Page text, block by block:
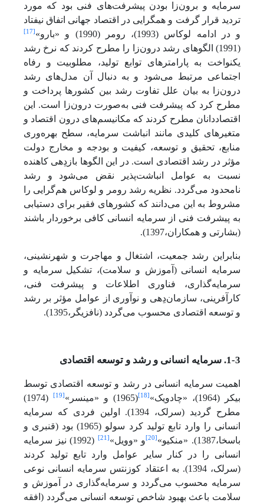
سرمایه و برون‌زا بودن پیشرفت‌های فنی بود که مورد
تردید قرار گرفت و همگرایی در اقتصاد جهانی اتفاق نیفتاد
و در ادامه لوکاس (1993)، رومر (1990) و «بارو»
[17]
(1991) الگوهای رشد درون‌زا را مطرح کردند که نرخ رشد
یکنواخت به پارامترهای توابع تولید، مطلوبیت و رفاه
اجتماعی مرتبط می‌شود و به دنبال آن مدل‌های رشد
درون‌زا به بیان علل تفاوت رشد بین کشورها پرداخت و
مطرح کرد که پیشرفت فنی به‌صورت درون‌زا است. این
اقتصاددانان مطرح کردند که مکانیسم‌های درون اقتصاد و
متغیرهای کلیدی مانند انباشت سرمایه، سطح بهره‌وری
منابع، تحقیق و توسعه، کیفیت و بودجه و مخارج دولت
مؤثر در رشد اقتصادی است. در این الگوها بازدِهی کاهنده
نسبت به عوامل انباشت‌پذیر نقض می‌شود و رشد
نامحدود می‌گردد. نظریه رشد رومر و لوکاس هم‌گرایی را
مشروط به این می‌دانند که کشورهای فقیر برای دستیابی
به پیشرفت فنی از سرمایه انسانی کافی برخوردار باشند
(بشارتی و همکاران،1397).
بنابراین رشد جمعیت، اشتغال و مهاجرت و شهرنشینی،
سرمایه انسانی (آموزش و سلامت)، تشکیل سرمایه و
سرمایه‌گذاری، فناوری اطلاعات و پیشرفت فنی،
کارآفرینی، سازمان‌دِهی و نوآوری از عوامل مؤثر بر رشد
و توسعه اقتصادی محسوب می‌گردد (نافزیگر،1395).
1-3. سرمایه انسانی و رشد و توسعه اقتصادی
اهمیت سرمایه انسانی در رشد و توسعه اقتصادی توسط
بیکر (1964)، «چادویک»
[18] (1965) و «مینسر» [19]
(1974)
مطرح گردید (سرلک، 1394). اولین فردی که سرمایه
انسانی را وارد تابع تولید کرد سولو (1965) بود (قنبری و
باسخا،1387). «منکیو»
[20] و «وویل» [21]
(1992) نیز سرمایه
انسانی را در کنار سایر عوامل وارد تابع تولید کردند
(سرلک، 1394). به اعتقاد کوزنتس سرمایه انسانی نوعی
سرمایه محسوب می‌گردد و سرمایه‌گذاری در آموزش و
سلامت باعث بهبود شاخص توسعه انسانی می‌گردد (افقه